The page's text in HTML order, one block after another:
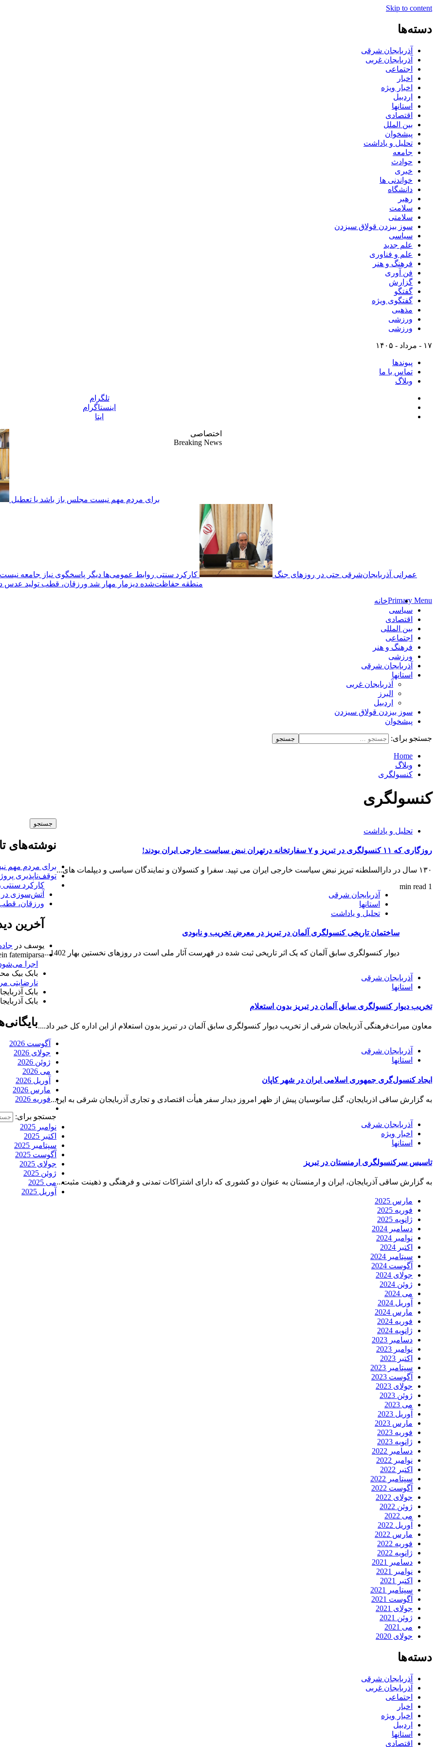
Skip to content
دسته‌ها
آذربایجان شرقی
آذربایجان غربی
اجتماعی
اخبار
اخبار ویژه
اردبیل
استانها
اقتصادی
بین الملل
پیشخوان
تحلیل و یاداشت
جامعه
حوادث
خبری
خواندنی ها
دانشگاه
رهبر
سلامت
سلامتی
سوز بیزدن قولاق سیزدن
سیاسی
علم جدید
علم و فناوری
فرهنگ و هنر
فن آوری
گزارش
گفتگو
گفتگوی ویژه
مذهبی
ورزشی
ورزشی
۱۷ - مرداد - ۱۴۰۵
پیوندها
تماس با ما
وبلاگ
تلگرام
اینستاگرام
ایتا
اختصاصی
Breaking News
برای مردم مهم نیست مجلس باز باشد یا تعطیل
عمرانی آذربایجان‌شرقی حتی در روزهای جنگ کارکرد سنتی روابط عمومی‌ها دیگر پاسخگوی نیاز جامعه نیست
منطقه حفاظت‌شده دیزمار مهار شد
Primary Menuخانه
سیاسی
اقتصادی
بین المللی
اجتماعی
فرهنگ و هنر
ورزشی
آذربایجان شرقی
استانها
آذربایجان غربی
البرز
اردبیل
سوز بیزدن قولاق سیزدن
پیشخوان
جستجو برای:
Home
وبلاگ
کنسولگری
کنسولگری
تحلیل و یاداشت
روزگاری که ۱۱ کنسولگری در تبریز و ۷ سفارتخانه درتهران نبض سیاست خارجی ایران بودند!
۱۳۰ سال در دارالسلطنه تبریز نبض سیاست خارجی ایران می تپید. سفرا و کنسولان و نمایندگان سیاسی و دیپلمات های...
1 min read
آذربایجان شرقی
استانها
تحلیل و یاداشت
ساختمان تاریخی کنسولگری آلمان در تبریز در معرض تخریب و نابودی
دیوار کنسولگری سابق آلمان که یک اثر تاریخی ثبت شده در فهرست آثار ملی است در روزهای نخستین بهار 1402...
آذربایجان شرقی
استانها
تخریب دیوار کنسولگری سابق آلمان در تبریز بدون استعلام
معاون میراث‌فرهنگی آذربایجان شرقی از تخریب دیوار کنسولگری سابق آلمان در تبریز بدون استعلام از این اداره کل خبر داد....
آذربایجان شرقی
استانها
ایجاد کنسول‌گری جمهوری اسلامی ایران در شهر کاپان
به گزارش ساقی اذربایجان، گنل سانوسیان پیش از ظهر امروز دیدار سفر هیأت اقتصادی و تجاری آذربایجان شرقی به این...
آذربایجان شرقی
اخبار ویژه
استانها
تاسیس سرکنسولگری ارمنستان در تبریز
به گزارش ساقی آذربایجان، ایران و ارمنستان به عنوان دو کشوری که دارای اشتراکات تمدنی و فرهنگی و ذهینت مثبت...
جستجو برای:
نوشته‌های
برای مردم مهم
توقف‌ناپذیری
کارکرد سنتی
آتش‌سوزی در
ورزقان،
آخرین
یوسف در
fatemiparsa
اجرا
بابک بیک
نارضایتی
بابک
بابک
آگوست 2026
جولای 2026
ژوئن 2026
می 2026
آوریل 2026
مارس 2026
فوریه 2026
نوامبر 2025
اکتبر 2025
سپتامبر 2025
آگوست 2025
جولای 2025
ژوئن 2025
می 2025
آوریل 2025
مارس 2025
فوریه 2025
ژانویه 2025
دسامبر 2024
نوامبر 2024
اکتبر 2024
سپتامبر 2024
آگوست 2024
جولای 2024
ژوئن 2024
می 2024
آوریل 2024
مارس 2024
فوریه 2024
ژانویه 2024
دسامبر 2023
نوامبر 2023
اکتبر 2023
سپتامبر 2023
آگوست 2023
جولای 2023
ژوئن 2023
می 2023
آوریل 2023
مارس 2023
فوریه 2023
ژانویه 2023
دسامبر 2022
نوامبر 2022
اکتبر 2022
سپتامبر 2022
آگوست 2022
جولای 2022
ژوئن 2022
می 2022
آوریل 2022
مارس 2022
فوریه 2022
ژانویه 2022
دسامبر 2021
نوامبر 2021
اکتبر 2021
سپتامبر 2021
آگوست 2021
جولای 2021
ژوئن 2021
می 2021
جولای 2020
دسته‌ها
آذربایجان شرقی
آذربایجان غربی
اجتماعی
اخبار
اخبار ویژه
اردبیل
استانها
اقتصادی